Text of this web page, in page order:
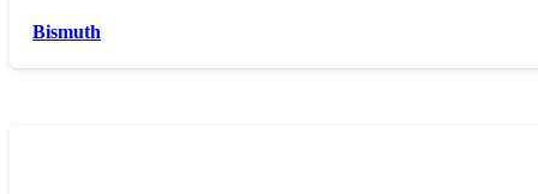
Bismuth